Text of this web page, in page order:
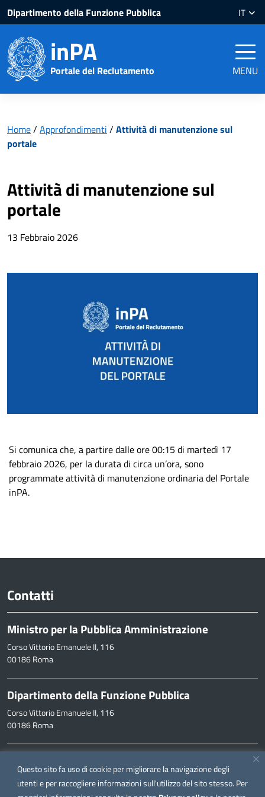
Questo sito fa uso di cookie per migliorare la navigazione degli
utenti e per raccogliere informazioni sull'utilizzo del sito stesso. Per
Salta
al
contenuto
Salta
al
pagina
Dipartimento della Funzione Pubblica IT
inPA
Portale del Reclutamento MENU
Home/ Approfondimenti / Attività di manutenzione sul
portale
Attività di manutenzione sul
portale
13 Febbraio 2026
Si comunica che, a partire dalle ore 00:15 di martedì 17
febbraio 2026, per la durata di circa un’ora, sono
programmate attività di manutenzione ordinaria del Portale
inPA.
Contatti
Ministro per la Pubblica Amministrazione
Corso Vittorio Emanuele II, 116
00186 Roma
Dipartimento della Funzione Pubblica
Corso Vittorio Emanuele II, 116
00186 Roma
inpa@funzionepubblica.it